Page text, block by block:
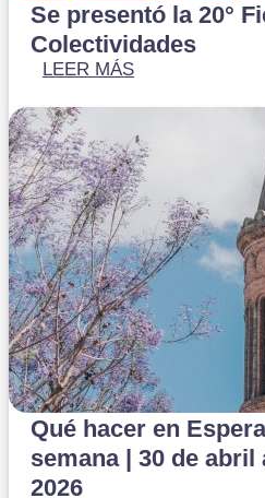
Se presentó la 20°
Colectividades
LEER MÁS
Qué hacer en
semana | 30 de abril
2026